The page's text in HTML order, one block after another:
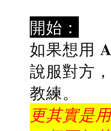
開始：
如果想用
說服對方
教練。
更其實是